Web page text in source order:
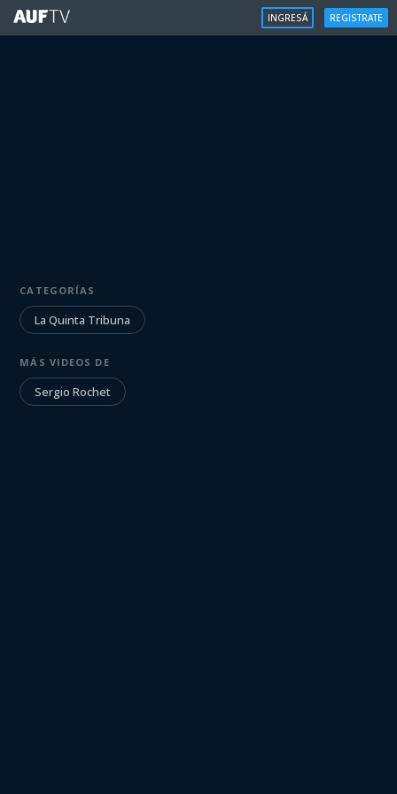
INGRESÁ REGISTRATE
Sergio Rochet en La Quinta Tribuna
| 4/9/22
Iniciá sesión para ver
CATEGORÍAS
La Quinta Tribuna
MÁS VIDEOS DE
Sergio Rochet